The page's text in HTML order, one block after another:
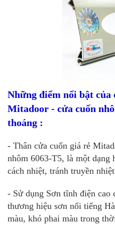
Những điểm nổi bật của
Mitadoor - cửa cuốn
thoáng :
- Thân cửa cuốn giá rẻ
nhôm 6063-T5, là một dạng
cách nhiệt, tránh truyền
- Sử dụng Sơn tĩnh điện
thương hiệu sơn nổi tiếng
màu, khó phai màu trong